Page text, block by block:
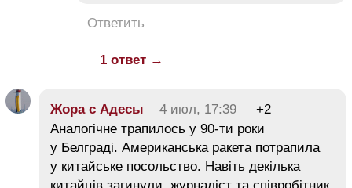
Ответить
1 ответ →
Жора с Адесы 4 июл, 17:39
+2
Аналогічне трапилось у 90-ти роки
у Белграді. Американська ракета потрапила
у китайське посольство. Навіть декілька